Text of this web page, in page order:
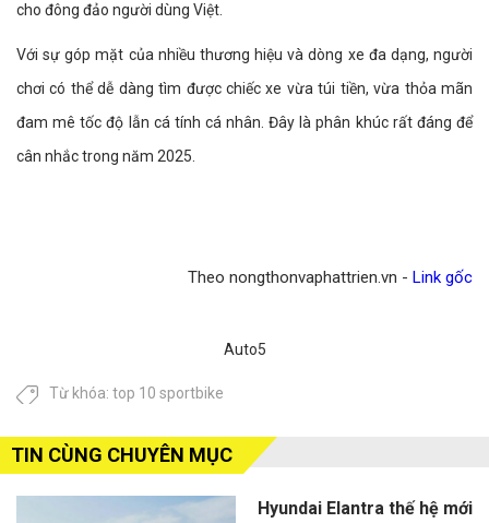
cho đông đảo người dùng Việt.
Với sự góp mặt của nhiều thương hiệu và dòng xe đa dạng, người
chơi có thể dễ dàng tìm được chiếc xe vừa túi tiền, vừa thỏa mãn
đam mê tốc độ lẫn cá tính cá nhân. Đây là phân khúc rất đáng để
cân nhắc trong năm 2025.
Theo nongthonvaphattrien.vn - Link gốc
Auto5
Từ khóa: top 10 sportbike
TIN CÙNG CHUYÊN MỤC
Hyundai Elantra thế hệ mới